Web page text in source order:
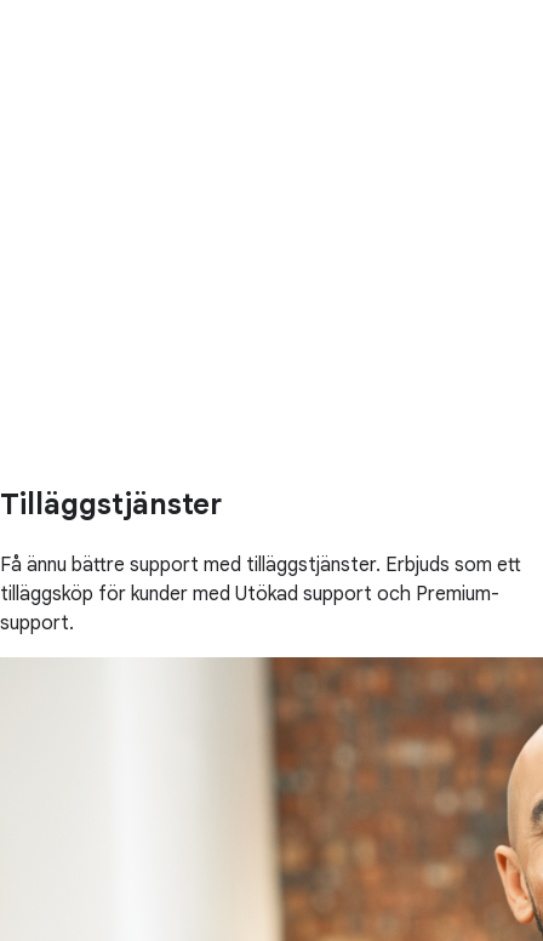
Tilläggstjänster
Få ännu bättre support med tilläggstjänster. Erbjuds som ett
tilläggsköp för kunder med Utökad support och Premium-
support.